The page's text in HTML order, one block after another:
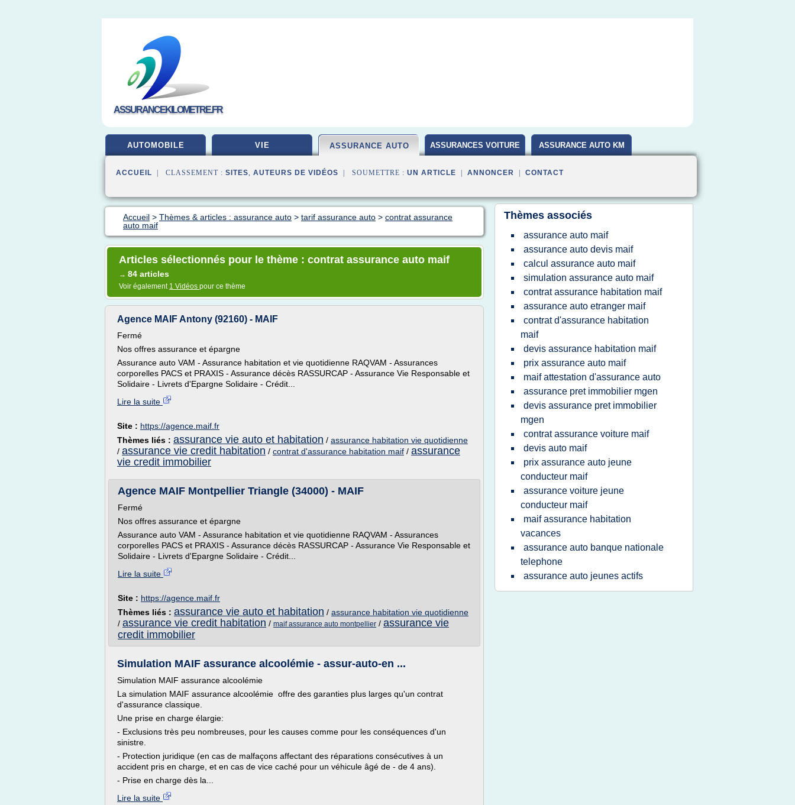
ASSURANCEKILOMETRE.FR
AUTOMOBILE VIE ASSURANCE AUTO ASSURANCES VOITURE ASSURANCE AUTO KM
ACCUEIL | CLASSEMENT : SITES, AUTEURS DE VIDÉOS | SOUMETTRE : UN ARTICLE ANNONCER CONTACT
Accueil > Thèmes & articles : assurance auto > tarif assurance auto > contrat assurance
auto maif
Articles sélectionnés pour le thème : contrat assurance auto maif
→ 84 articles
Voir également 1 Vidéos pour ce thème
Agence MAIF Antony (92160) - MAIF
Fermé
Nos offres assurance et épargne
Assurance auto VAM - Assurance habitation et vie quotidienne RAQVAM - Assurances
corporelles PACS et PRAXIS - Assurance décès RASSURCAP - Assurance Vie Responsable et
Solidaire - Livrets d'Epargne Solidaire - Crédit...
Lire la suite
Site : https://agence.maif.fr
Thèmes liés : assurance vie auto et habitation / assurance habitation vie quotidienne
/ assurance vie credit habitation / contrat d'assurance habitation maif / assurance
vie credit immobilier
Agence MAIF Montpellier Triangle (34000) - MAIF
Fermé
Nos offres assurance et épargne
Assurance auto VAM - Assurance habitation et vie quotidienne RAQVAM - Assurances
corporelles PACS et PRAXIS - Assurance décès RASSURCAP - Assurance Vie Responsable et
Solidaire - Livrets d'Epargne Solidaire - Crédit...
Lire la suite
Site : https://agence.maif.fr
Thèmes liés : assurance vie auto et habitation / assurance habitation vie quotidienne
/ assurance vie credit habitation / maif assurance auto montpellier / assurance vie
credit immobilier
Simulation MAIF assurance alcoolémie - assur-auto-en ...
Simulation MAIF assurance alcoolémie
La simulation MAIF assurance alcoolémie offre des garanties plus larges qu'un contrat
d'assurance classique.
Une prise en charge élargie:
- Exclusions très peu nombreuses, pour les causes comme pour les conséquences d'un
sinistre.
- Protection juridique (en cas de malfaçons affectant des réparations consécutives à un
accident pris en charge, et en cas de vice caché pour un véhicule âgé de - de 4 ans).
- Prise en charge dès la...
Lire la suite
Thèmes associés
assurance auto maif
assurance auto devis maif
calcul assurance auto maif
simulation assurance auto maif
contrat assurance habitation maif
assurance auto etranger maif
contrat d'assurance habitation
maif
devis assurance habitation maif
prix assurance auto maif
maif attestation d'assurance auto
assurance pret immobilier mgen
devis assurance pret immobilier
mgen
contrat assurance voiture maif
devis auto maif
prix assurance auto jeune
conducteur maif
assurance voiture jeune
conducteur maif
maif assurance habitation
vacances
assurance auto banque nationale
telephone
assurance auto jeunes actifs